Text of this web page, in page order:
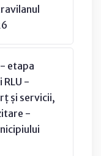
etapa
-
și servicii,
-